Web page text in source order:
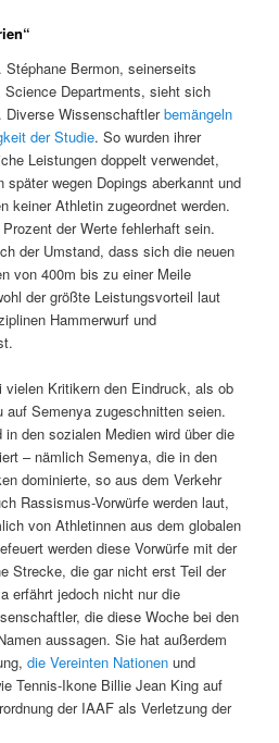
Bermon, seinerseits
Departments, sieht sich
Diverse Wissenschaftlerbemängeln
der Studie. So wurden ihrer
Leistungen doppelt verwendet,
später wegen Dopings aberkannt und
keiner Athletin zugeordnet werden.
der Werte fehlerhaft sein.
der Umstand, dass sich die neuen
von 400m bis zu einer Meile
der größte Leistungsvorteil laut
Hammerwurf und
Kritikern den Eindruck, als ob
auf Semenya zugeschnitten seien.
den sozialen Medien wird über die
– nämlich Semenya, die in den
dominierte, so aus dem Verkehr
Rassismus-Vorwürfe werden laut,
von Athletinnen aus dem globalen
werden diese Vorwürfe mit der
Strecke, die gar nicht erst Teil der
erfährt jedoch nicht nur die
die diese Woche bei den
aussagen. Sie hat außerdem
die Vereinten Nationen und
Tennis-Ikone Billie Jean King auf
der IAAF als Verletzung der